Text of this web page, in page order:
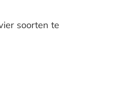
soorten te